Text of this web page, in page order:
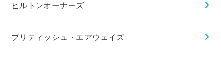
ヒルトンオーナーズ
ブリティッシュ・エアウェイズ